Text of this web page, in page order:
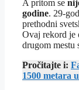
A pritom se
godine. 29-
prethodni
Ovaj rekord je
drugom mestu
Pročitajte i:
1500 metara